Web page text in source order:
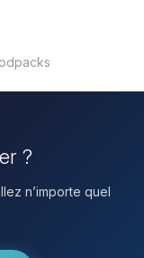
?
n’importe quel